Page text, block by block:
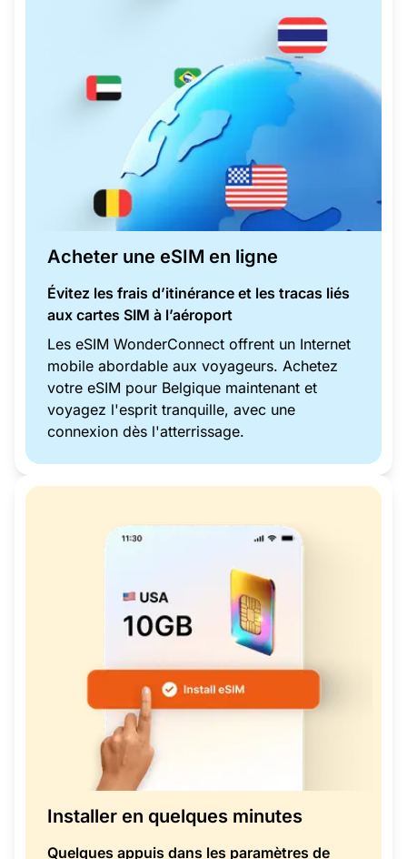
Acheter une eSIM en ligne
Évitez les frais d’itinérance et les tracas liés
aux cartes SIM à l’aéroport
Les eSIM WonderConnect offrent un Internet
mobile abordable aux voyageurs. Achetez
votre eSIM pour Belgique maintenant et
voyagez l'esprit tranquille, avec une
connexion dès l'atterrissage.
Installer en quelques minutes
Quelques appuis dans les paramètres de